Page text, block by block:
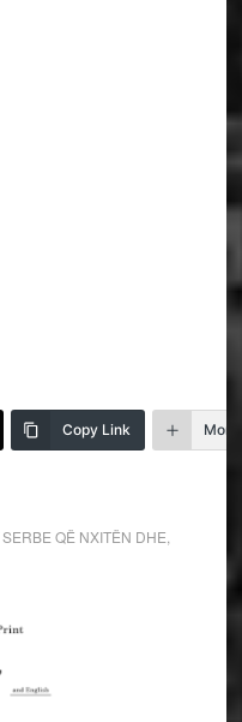
Copy Link More
SERBE QË NXITËN DHE